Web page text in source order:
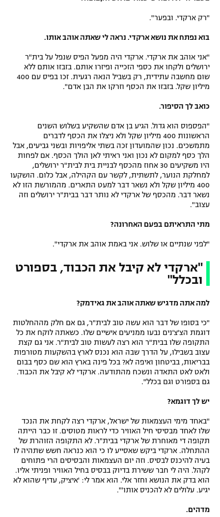
"רק ארקדי. ובפער".
בוא נפתח את נושא ארקדי. נראה לי שאתה אוהב אותו.
"אני אוהב את ארקדי. ארקדי היה מפעל הפיס שנפל על בית"ר
ירושלים ולקחו את כספי הזכייה ופיזרו אותם. בזבזו אותם ללא
שום מחשבה עתידית, רק בשביל הנאה רגעית. זכו בפיס עם 400
מיליון שקל. בזבזו את הכסף וזרקו את הבן אדם".
כואב לך הסיפור.
"הפספוס הוא גדול. הגיע בן אדם שהשקיע בשלוש השנים
הראשונות 400 מיליון שקל ולא ניצלו את הכסף לדברים
מתמשכים. נכון שהמועדון זכה בשתי אליפויות ובשני גביעים, אבל
הלך כסף למקום לא נכון ואני ראיתי לאן הולך הכסף. אם לפחות
היו משקיעים 30 אחוז מהכסף לבניית בית לבית"ר ירושלים,
למחלקת הנוער, לתשתית, לקשר עם הקהילה, אבל כלום. הושקעו
400 מיליון שקל ולא נשאר דבר למעט התארים. מהמורשת הזו לא
נשאר דבר. מהכסף של ארקדי לא נותר דבר בבית"ר ירושלים וזה
עצוב".
מתי התראיתם בפעם האחרונה?
"לפני שנתיים או שלוש. אני באמת אוהב את ארקדי".
"ארקדי לא קיבל את הכבוד, בספורט
ובכלל"
למה אתה מדגיש שאתה אוהב את גאידמק?
"כי בסופו של דבר הוא עשה טוב לבית"ר, גם אם חלק מההחלטות
דוגמת הצ'צ'נים נבעו ממניעים אישיים שלו. כשאתה לוקח את כל
התקופה שלו בבית"ר הוא רצה לעשות טוב לבית"ר. אני גם קצת
עצוב בשבילו, על הדרך שבה הוא נכנס לארץ בהשקעות מטורפות
בבריאות, בביטחון ואיפה לא? בכל פינה בארץ הוא שם כסף בבום
ולאט לאט התאדה ונשכח מהתודעה. ארקדי לא קיבל את הכבוד.
גם בספורט וגם בכלל".
יש לך דוגמא?
"באחד מימי העצמאות של ישראל, ארקדי רצה לקחת את הנכד
שלו לאחד מבסיסי חיל האוויר כדי לראות מטוסים. זו כבר הייתה
תקופה די מאוחרת של ארקדי בבית"ר. לא התקופה הזוהרת של
ההתחלה. ארקדי ביקש שאסייע לו כי הוא כנראה חשש שתהיה לו
בעיה להיכנס לבסיס. וזה יום העצמאות והבסיסים הרי פתוחים
לקהל. היה לי חבר ששירת בדיוק בבסיס בחיל האוויר ופניתי אליו.
הוא בדק את הנושא וחזר אלי. הוא אמר לי: 'איציק, עדיף שהוא לא
יגיע. עלולים לא להכניס אותו'".
מדהים.